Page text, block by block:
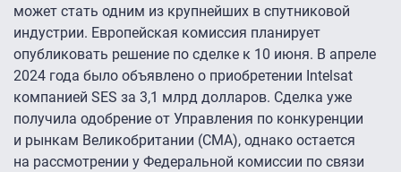
может стать одним из крупнейших в спутниковой
индустрии. Европейская комиссия планирует
опубликовать решение по сделке к 10 июня. В апреле
2024 года было объявлено о приобретении Intelsat
компанией SES за 3,1 млрд долларов. Сделка уже
получила одобрение от Управления по конкуренции
и рынкам Великобритании (CMA), однако остается
на рассмотрении у Федеральной комиссии по связи